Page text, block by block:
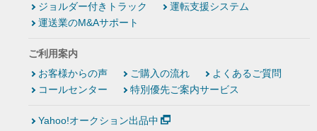
ジョルダー付きトラック
運転支援システム
運送業のM&Aサポート
ご利用案内
お客様からの声
ご購入の流れ
よくあるご質問
コールセンター
特別優先ご案内サービス
Yahoo!オークション出品中